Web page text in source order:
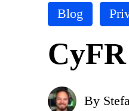
Posted
in
Blog
By